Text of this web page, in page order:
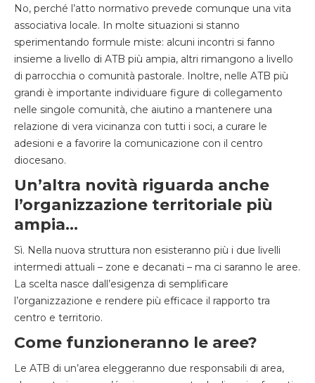
No, perché l’atto normativo prevede comunque una vita
associativa locale. In molte situazioni si stanno
sperimentando formule miste: alcuni incontri si fanno
insieme a livello di ATB più ampia, altri rimangono a livello
di parrocchia o comunità pastorale. Inoltre, nelle ATB più
grandi è importante individuare figure di collegamento
nelle singole comunità, che aiutino a mantenere una
relazione di vera vicinanza con tutti i soci, a curare le
adesioni e a favorire la comunicazione con il centro
diocesano.
Un’altra novità riguarda anche
l’organizzazione territoriale più
ampia…
Sì. Nella nuova struttura non esisteranno più i due livelli
intermedi attuali – zone e decanati – ma ci saranno le aree.
La scelta nasce dall’esigenza di semplificare
l’organizzazione e rendere più efficace il rapporto tra
centro e territorio.
Come funzioneranno le aree?
Le ATB di un’area eleggeranno due responsabili di area,